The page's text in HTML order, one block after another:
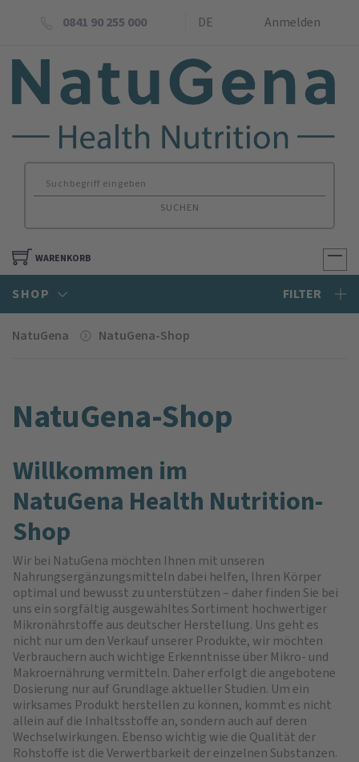
0841 90 255 000 DE Anmelden
SUCHEN
WARENKORB
SHOP FILTER
NatuGena NatuGena-Shop
NatuGena-Shop
Willkommen im
NatuGena Health Nutrition-
Shop
Wir bei NatuGena möchten Ihnen mit unseren
Nahrungsergänzungsmitteln dabei helfen, Ihren Körper
optimal und bewusst zu unterstützen – daher finden Sie bei
uns ein sorgfältig ausgewähltes Sortiment hochwertiger
Mikronährstoffe aus deutscher Herstellung. Uns geht es
nicht nur um den Verkauf unserer Produkte, wir möchten
Verbrauchern auch wichtige Erkenntnisse über Mikro- und
Makroernährung vermitteln. Daher erfolgt die angebotene
Dosierung nur auf Grundlage aktueller Studien. Um ein
wirksames Produkt herstellen zu können, kommt es nicht
allein auf die Inhaltsstoffe an, sondern auch auf deren
Wechselwirkungen. Ebenso wichtig wie die Qualität der
Rohstoffe ist die Verwertbarkeit der einzelnen Substanzen.